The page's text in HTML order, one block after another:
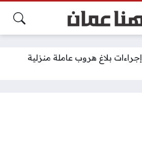
إجراءات بلاغ هروب عاملة منزلية